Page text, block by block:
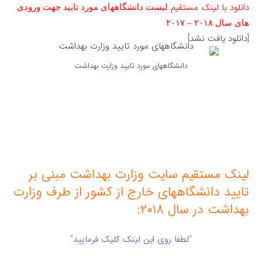
دانلود با لینک مستقیم ليست دانشگاههای مورد تاييد جهت ورودی
های سال ۲۰۱۸ – ۲۰۱۷
[دانلود یافت نشد]
دانشگاههای مورد تایید وزارت بهداشت
لینک مستقیم سایت وزارت بهداشت مبنی بر
تایید دانشگاههای خارج از کشور از طرف وزارت
بهداشت در سال ۲۰۱۸:
“لطفا روی این لینک کلیک فرمایید”